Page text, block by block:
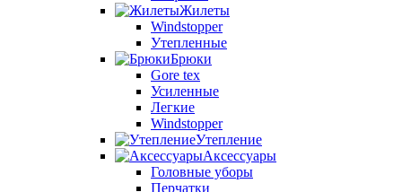
Жилеты
Windstopper
Утепленные
Брюки
Gore tex
Усиленные
Легкие
Windstopper
Утепление
Аксессуары
Головные уборы
Перчатки